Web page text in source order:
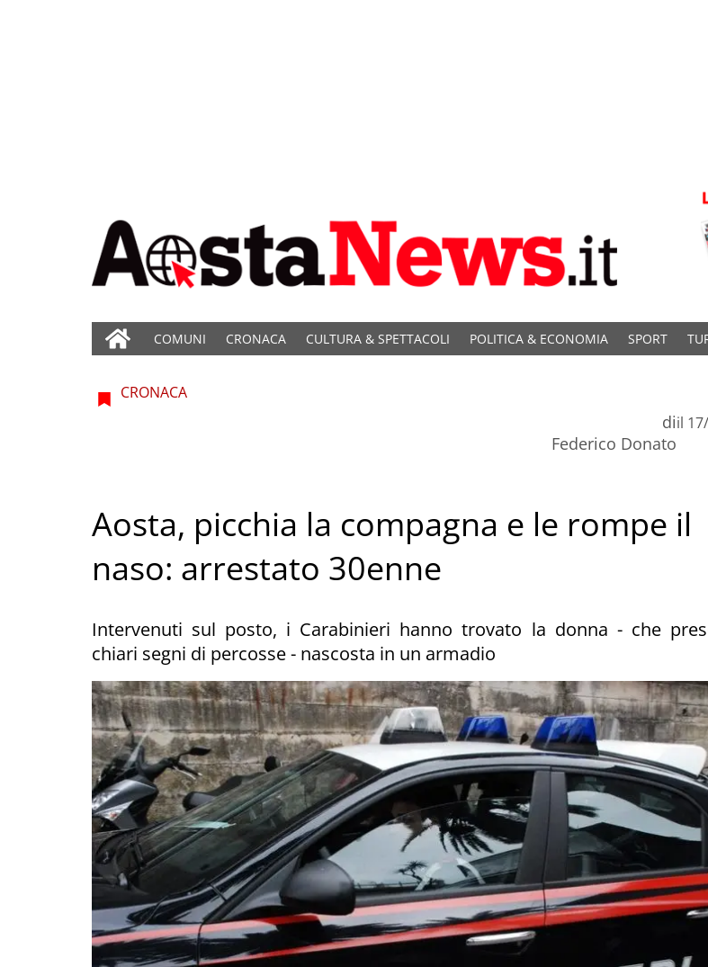
COMUNI CRONACA CULTURA & SPETTACOLI POLITICA & ECONOMIA SPORT
CRONACA
di
Federico Donato
il
Aosta, picchia la compagna e le rompe il
naso: arrestato 30enne
Intervenuti sul posto, i Carabinieri hanno trovato la donna - che
chiari segni di percosse - nascosta in un armadio